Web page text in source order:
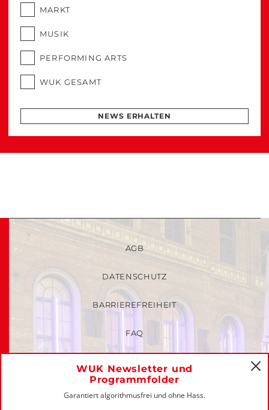
MARKT
MUSIK
PERFORMING ARTS
WUK GESAMT
NEWS ERHALTEN
WUK Newsletter und
Programmfolder
Garantiert algorithmusfrei und ohne Hass.
AGB
DATENSCHUTZ
BARRIEREFREIHEIT
FAQ